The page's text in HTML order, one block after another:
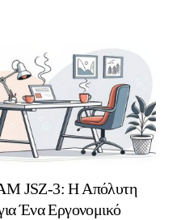
JSZ-3: Η Απόλυτη
Ένα Εργονομικό